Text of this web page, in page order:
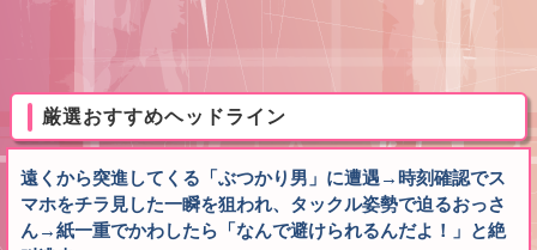
厳選おすすめヘッドライン
遠くから突進してくる「ぶつかり男」に遭遇→時刻確認でス
マホをチラ見した一瞬を狙われ、タックル姿勢で迫るおっさ
ん→紙一重でかわしたら「なんで避けられるんだよ！」と絶